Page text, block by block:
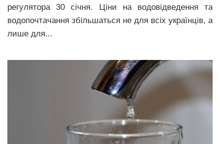
регулятора 30 січня. Ціни на водовідведення та
водопочтачання збільшаться не для всіх українців, а
лише для...